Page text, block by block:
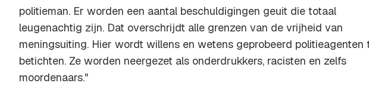
politieman. Er worden een aantal beschuldigingen geuit die totaal
leugenachtig zijn. Dat overschrijdt alle grenzen van de vrijheid van
meningsuiting. Hier wordt willens en wetens geprobeerd politieagenten
betichten. Ze worden neergezet als onderdrukkers, racisten en zelfs
moordenaars."